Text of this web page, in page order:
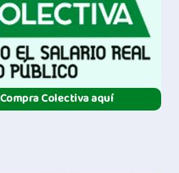
Colectiva aquí